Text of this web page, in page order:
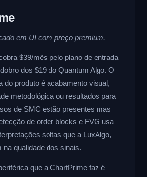
em UI com preço premium.
$39/mês pelo plano de entrada
dos $19 do Quantum Algo. O
do produto é acabamento visual,
metodológica ou resultados para
de SMC estão presentes mas
de order blocks e FVG usa
soltas que a LuxAlgo,
na qualidade dos sinais.
que a ChartPrime faz é